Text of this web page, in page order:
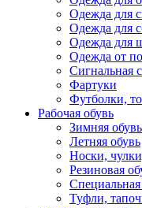
Одежда для
Одежда для
Одежда для
Одежда от
Сигнальная
Фартуки
Футболки,
Рабочая обувь
Зимняя обувь
Летняя обувь
Носки,
Резиновая
Специальная
Туфли,